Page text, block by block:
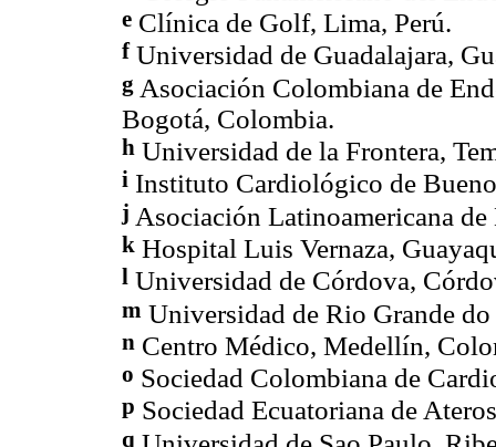
e Clínica de Golf, Lima, Perú.
fUniversidad de Guadalajara,
g Asociación Colombiana de
Bogotá, Colombia.
h Universidad de la Frontera,
i Instituto Cardiológico de
j Asociación Latinoamericana
k Hospital Luis Vernaza,
l Universidad de Córdova,
m Universidad de Rio Grande
n Centro Médico, Medellín,
o Sociedad Colombiana de
p Sociedad Ecuatoriana de
q